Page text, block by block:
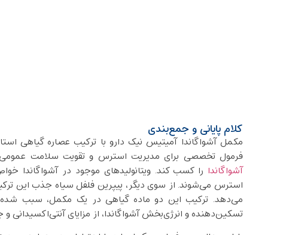
کلام پایانی و جمع‌بندی
مکمل آشواگاندا آمیتیس نیک دارو با ترکیب عصاره گیاهی
فرمول تخصصی برای مدیریت استرس و تقویت سلامت عمومی
آشواگاندا را کسب کند. ویتانولیدهای موجود در آشواگاندا
استرس می‌شوند. از سوی دیگر، پیپرین فلفل سیاه جذب این
می‌دهد. ترکیب این دو ماده‌ گیاهی در یک مکمل، سبب شده
تسکین‌دهنده و انرژی‌بخش آشواگاندا، از مزایای آنتی‌اکسیدانی